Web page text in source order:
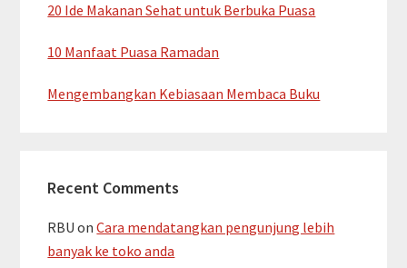
20 Ide Makanan Sehat untuk Berbuka Puasa
10 Manfaat Puasa Ramadan
Mengembangkan Kebiasaan Membaca Buku
Recent Comments
RBU onCara mendatangkan pengunjung lebih
banyak ke toko anda